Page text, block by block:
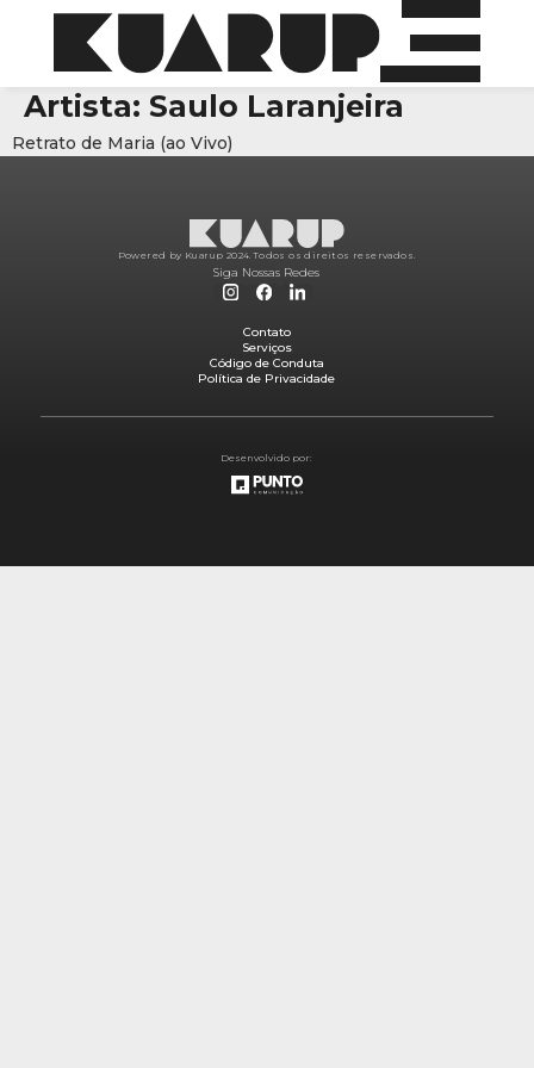
Artista: Saulo Laranjeira
Retrato de Maria (ao Vivo)
Powered by Kuarup 2024. Todos os direitos reservados.
Siga Nossas Redes
Contato
Serviços
Código de Conduta
Política de Privacidade
Desenvolvido por: